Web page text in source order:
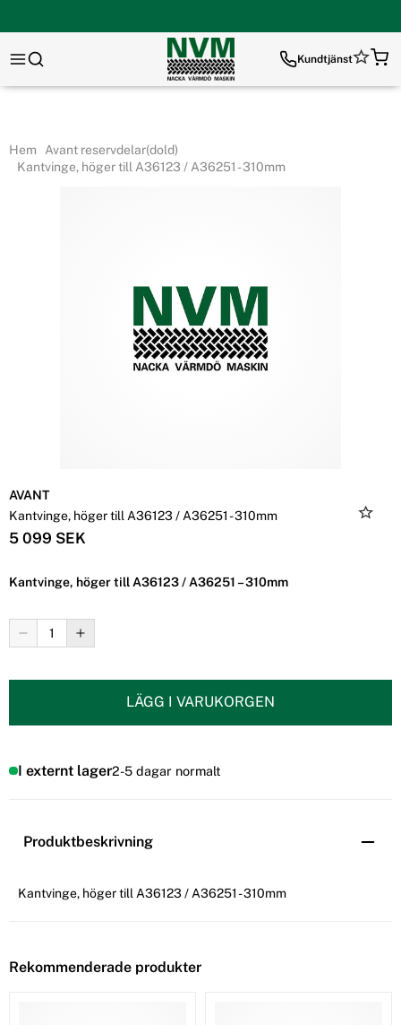
Kundtjänst
Hem
Avant reservdelar(dold)
Kantvinge, höger till A36123 / A36251 - 310mm
AVANT
Kantvinge, höger till A36123 / A36251 - 310mm
5 099 SEK
Kantvinge, höger till A36123 / A36251 – 310mm
LÄGG I VARUKORGEN
I externt lager2-5 dagar normalt
Produktbeskrivning
Kantvinge, höger till A36123 / A36251 - 310mm
Rekommenderade produkter